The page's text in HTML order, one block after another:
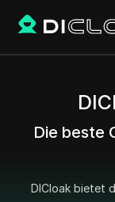
Die beste
DICloak bietet